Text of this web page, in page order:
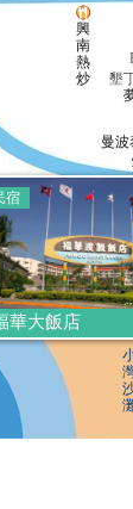
宿
華大飯店
曼波
興
南
熱
炒
墾
活
墾